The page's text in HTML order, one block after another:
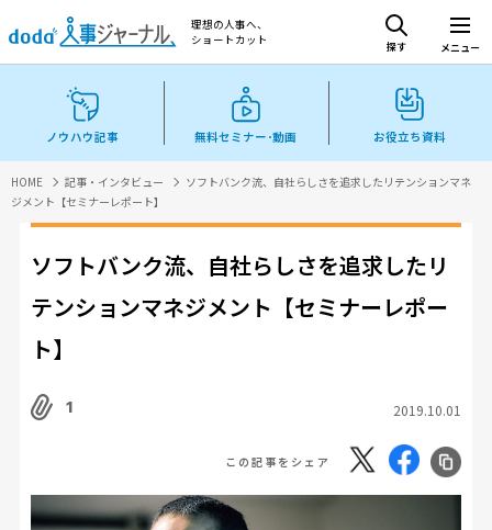
理想の人事へ、
ショートカット
探す メニュー
ノウハウ記事 無料セミナー･動画 お役立ち資料
HOME 記事・インタビュー
ソフトバンク流、自社らしさを追求したリテンションマネ
ジメント【セミナーレポート】
ソフトバンク流、自社らしさを追求したリ
テンションマネジメント【セミナーレポー
ト】
1 2019.10.01
この記事をシェア